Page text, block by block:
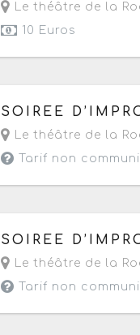
Le théâtre de la
10 Euros
Le samedi 11 juin 2016
SOIREE
Le théâtre de la
Tarif non
Le vendredi 10 juin
SOIREE
Le théâtre de la
Tarif non